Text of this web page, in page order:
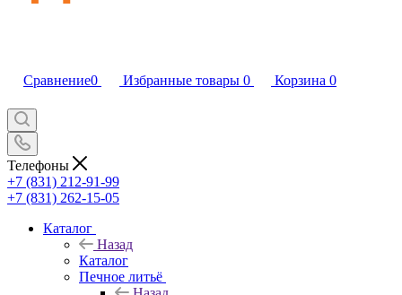
Сравнение0 Избранные товары 0 Корзина 0
Телефоны
+7 (831) 212-91-99
+7 (831) 262-15-05
Каталог
Назад
Каталог
Печное литьё